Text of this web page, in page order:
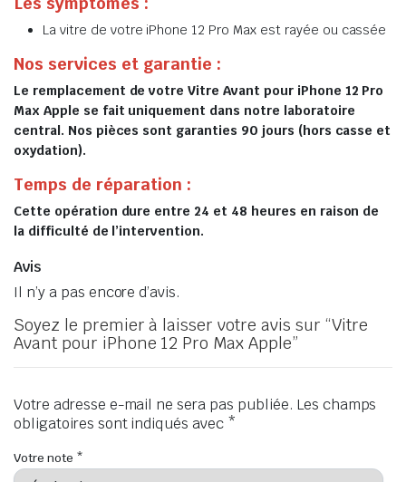
La vitre de votre iPhone 12 Pro Max est rayée ou cassée
Nos services et garantie :
Le remplacement de votre Vitre Avant pour iPhone 12 Pro
Max Apple se fait uniquement dans notre laboratoire
central. Nos pièces sont garanties 90 jours (hors casse et
oxydation).
Temps de réparation :
Cette opération dure entre 24 et 48 heures en raison de
la difficulté de l’intervention.
Avis
Il n’y a pas encore d’avis.
Soyez le premier à laisser votre avis sur “Vitre
Avant pour iPhone 12 Pro Max Apple”
Votre adresse e-mail ne sera pas publiée. Les champs
obligatoires sont indiqués avec *
Votre note *